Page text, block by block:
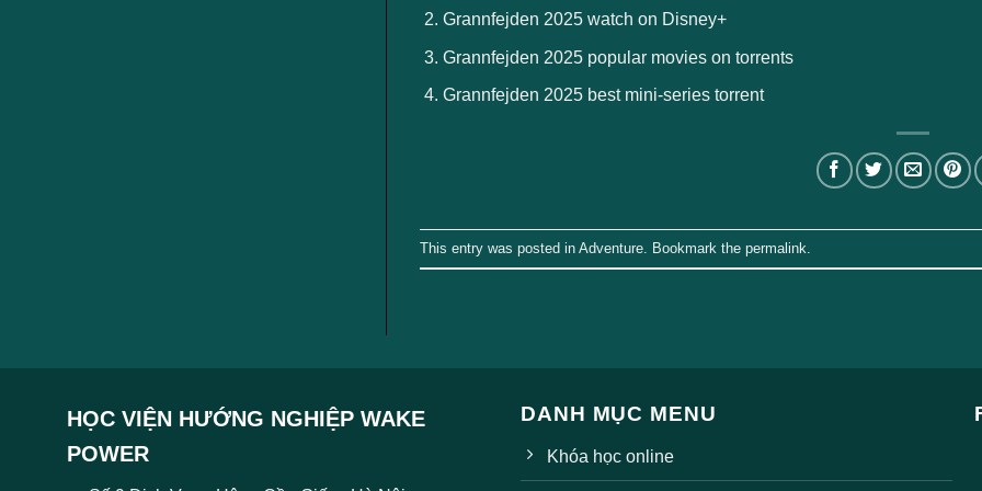
Grannfejden 2025 watch on Disney+
Grannfejden 2025 popular movies on torrents
Grannfejden 2025 best mini-series torrent
This entry was posted in Adventure . Bookmark the permalink
HỌC VIỆN HƯỚNG NGHIỆP WAKE
POWER
DANH MỤC MENU
Khóa học online